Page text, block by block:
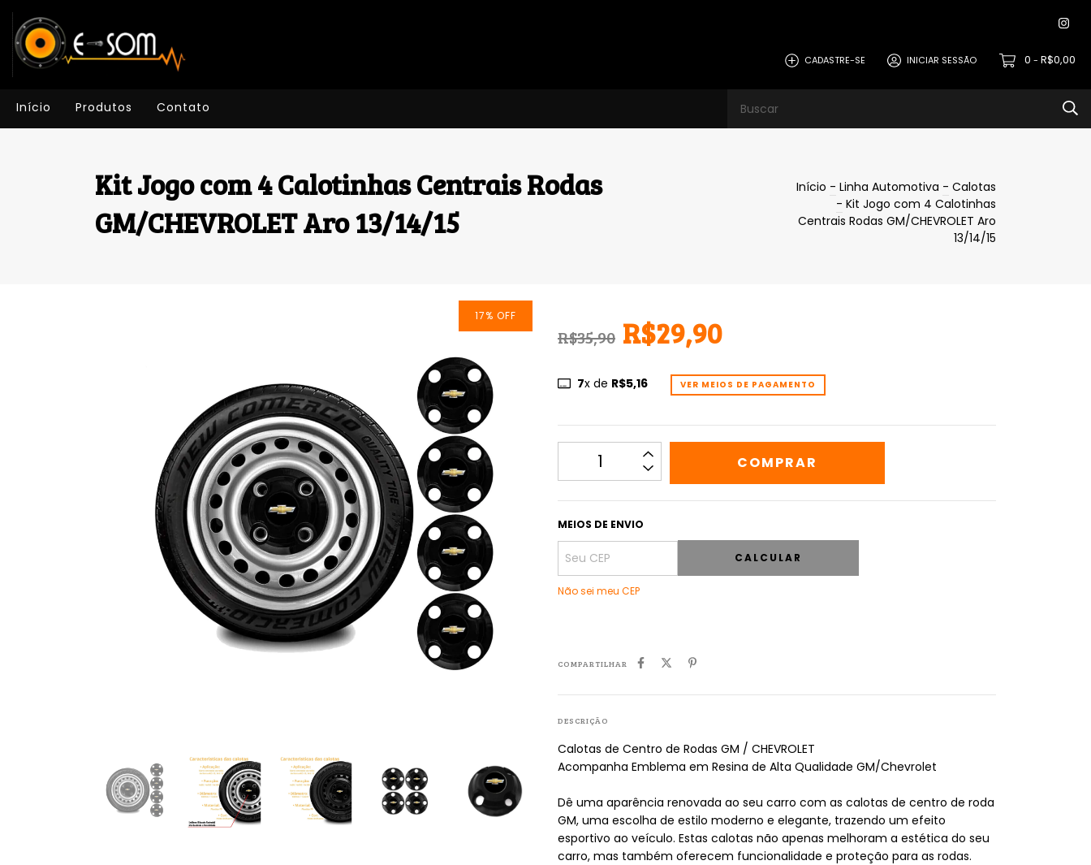
CADASTRE-SE INICIAR SESSÃO 0 - R$0,00
Início Produtos Contato
Kit Jogo com 4 Calotinhas Centrais Rodas
GM/CHEVROLET Aro 13/14/15
Início - Linha Automotiva - Calotas
- Kit Jogo com 4 Calotinhas
Centrais Rodas GM/CHEVROLET Aro
13/14/15
17% OFF
R$35,90 R$29,90
7x de R$5,16 VER MEIOS DE PAGAMENTO
MEIOS DE ENVIO
CALCULAR
Não sei meu CEP
COMPARTILHAR
DESCRIÇÃO
Calotas de Centro de Rodas GM / CHEVROLET
Acompanha Emblema em Resina de Alta Qualidade GM/Chevrolet
Dê uma aparência renovada ao seu carro com as calotas de centro de roda
GM, uma escolha de estilo moderno e elegante, trazendo um efeito
esportivo ao veículo. Estas calotas não apenas melhoram a estética do seu
carro, mas também oferecem funcionalidade e proteção para as rodas.